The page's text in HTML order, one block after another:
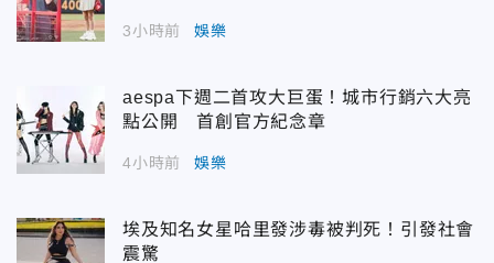
3小時前 娛樂
aespa下週二首攻大巨蛋！城市行銷六大亮
點公開 首創官方紀念章
4小時前 娛樂
埃及知名女星哈里發涉毒被判死！引發社會
震驚